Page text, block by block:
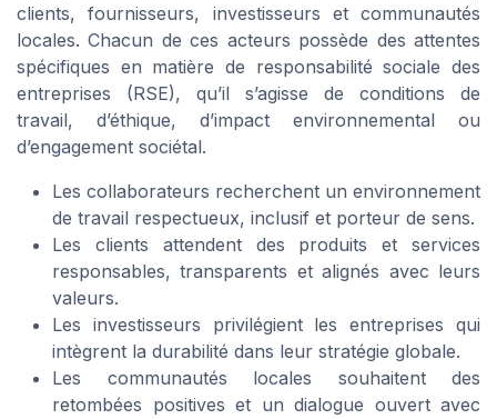
clients, fournisseurs, investisseurs et communautés
locales. Chacun de ces acteurs possède des attentes
spécifiques en matière de responsabilité sociale des
entreprises (RSE), qu’il s’agisse de conditions de
travail, d’éthique, d’impact environnemental ou
d’engagement sociétal.
Les collaborateurs recherchent un environnement
de travail respectueux, inclusif et porteur de sens.
Les clients attendent des produits et services
responsables, transparents et alignés avec leurs
valeurs.
Les investisseurs privilégient les entreprises qui
intègrent la durabilité dans leur stratégie globale.
Les communautés locales souhaitent des
retombées positives et un dialogue ouvert avec